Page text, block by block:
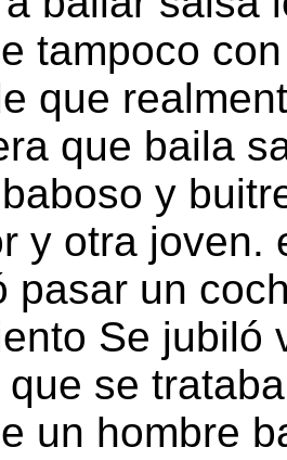
tampoco
que
que baila
y
y otra joven.
pasar un
Se jubiló
se
un hombre